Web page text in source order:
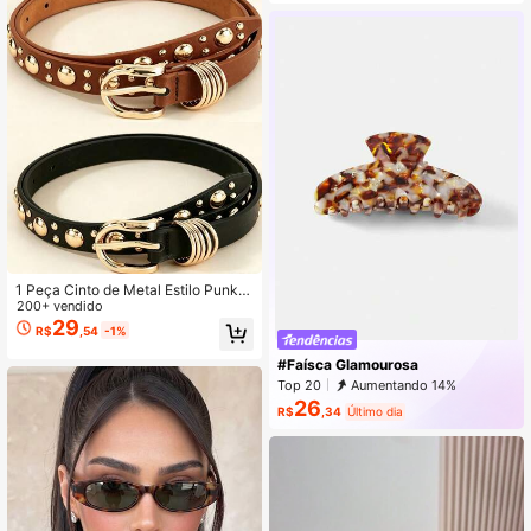
1 Peça Cinto de Metal Estilo Punk F
eminino com Rebites Dourados, Ad
equado para Denim e Uso Casual
200+ vendido
R$29 ,54 -1%
#Faísca Glamourosa
Top 20 Aumentando 14%
R$26 ,34 Último dia